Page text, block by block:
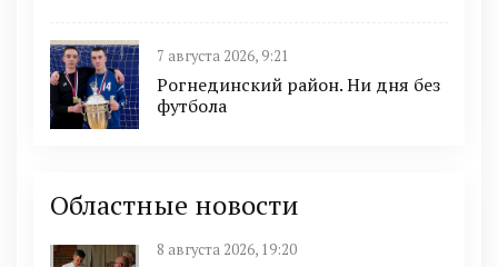
7 августа 2026, 9:21
Рогнединский район. Ни дня без
футбола
Областные новости
8 августа 2026, 19:20